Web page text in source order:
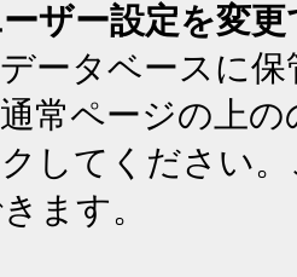
ザー設定を変
ータベースに
常ページの上
してください
ます。